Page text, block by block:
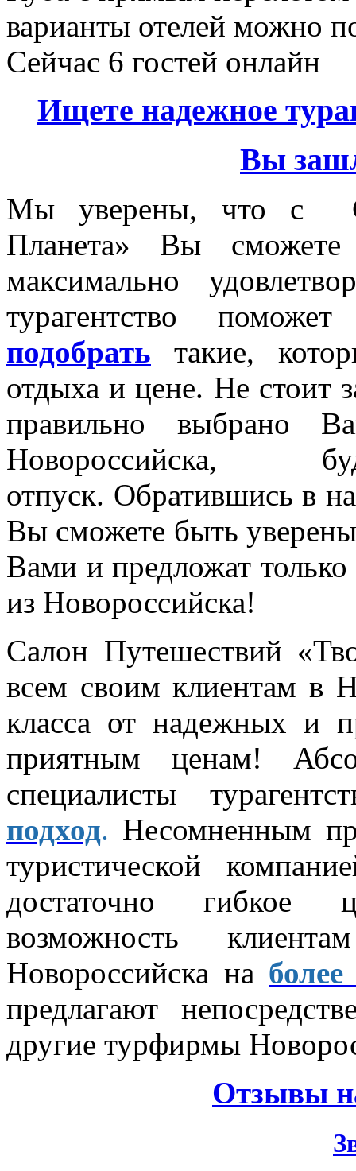
варианты отелей можно
Сейчас 6 гостей онлайн
Ищете надежное
Вы
Мы уверены, что с
Планета» Вы сможете
максимально
турагентство
подобрать такие,
отдыха и цене. Не стоит
правильно выбрано
Новороссийска,
отпуск. Обратившись в
Вы сможете быть
Вами и предложат
из Новороссийска!
Салон Путешествий
всем своим клиентам в
класса от надежных и
приятным ценам!
специалисты
подход. Несомненным
туристической
достаточно гибкое
возможность клиентам
Новороссийска на
предлагают
другие турфирмы
Отзывы